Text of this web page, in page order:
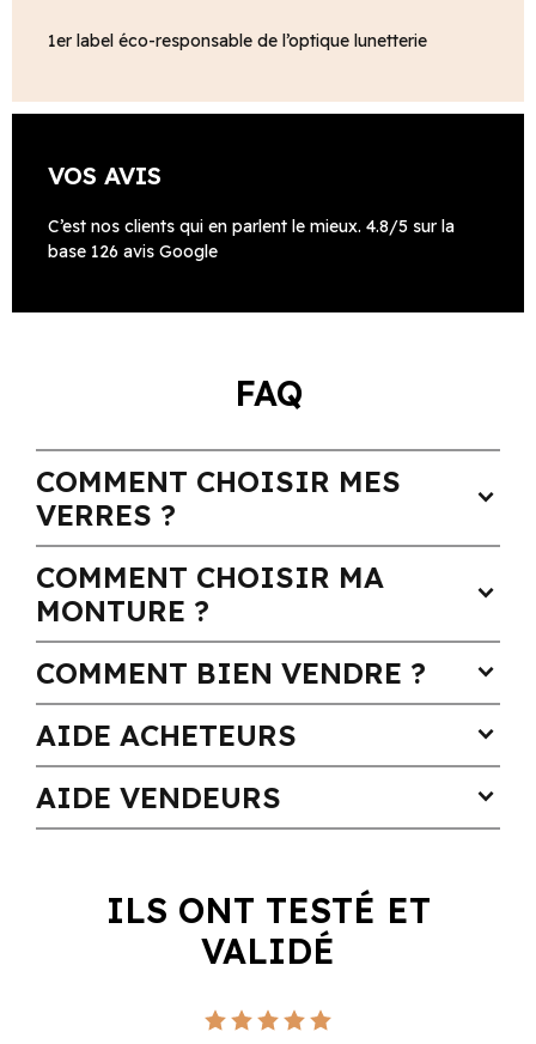
1er label éco-responsable de l’optique lunetterie
VOS AVIS
C’est nos clients qui en parlent le mieux. 4.8/5 sur la
base 126 avis Google
FAQ
COMMENT CHOISIR MES
VERRES ?
expand_more
COMMENT CHOISIR MA
MONTURE ?
expand_more
COMMENT BIEN VENDRE ? expand_more
AIDE ACHETEURS expand_more
AIDE VENDEURS expand_more
ILS ONT TESTÉ ET
VALIDÉ